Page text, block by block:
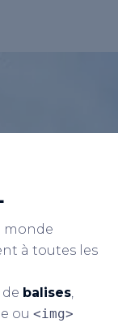
monde
à toutes les
balises,
ou<img>